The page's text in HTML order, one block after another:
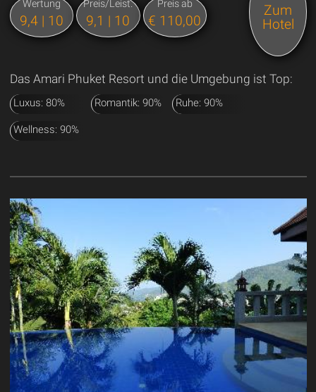
Wertung
9,4 | 10
Preis/Leist.
9,1 | 10
Preis ab
€ 110,00
Zum
Hotel
Das Amari Phuket Resort und die Umgebung ist Top:
Luxus: 80% Romantik: 90% Ruhe: 90%
Wellness: 90%